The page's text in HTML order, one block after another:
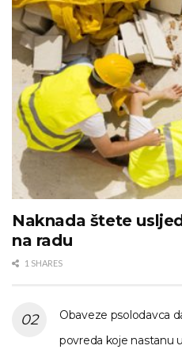
Naknada štete
na radu
1 SHARES
Obaveze psolodavca
povreda koje nastanu